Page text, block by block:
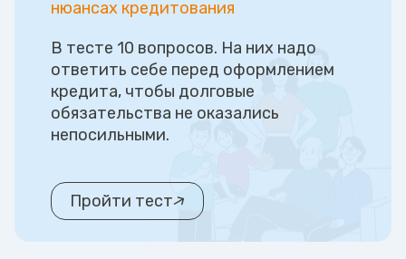
нюансах кредитования
В тесте 10 вопросов. На них надо
ответить себе перед оформлением
кредита, чтобы долговые
обязательства не оказались
непосильными.
Пройти тест